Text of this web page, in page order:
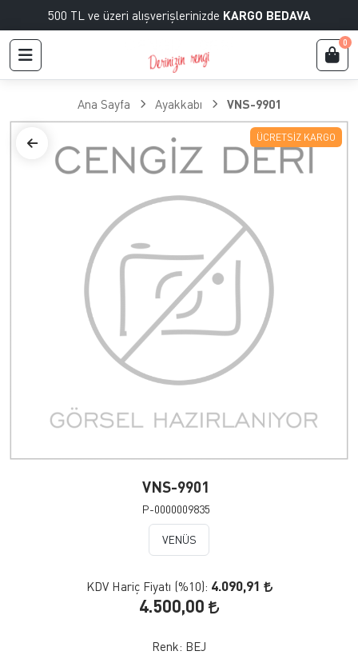
500 TL ve üzeri alışverişlerinizde KARGO BEDAVA
0
Ana Sayfa Ayakkabı VNS-9901
ÜCRETSIZ KARGO
VNS-9901
P-0000009835
VENÜS
KDV Hariç Fiyatı (%10): 4.090,91
4.500,00
Renk: BEJ